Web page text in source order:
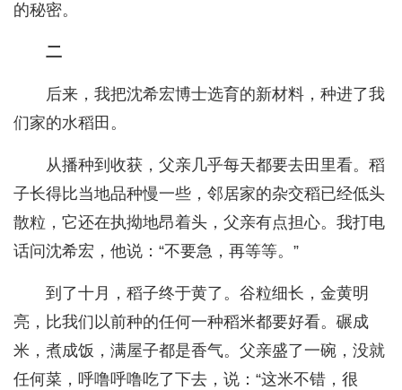
的秘密。
二
后来，我把沈希宏博士选育的新材料，种进了我
们家的水稻田。
从播种到收获，父亲几乎每天都要去田里看。稻
子长得比当地品种慢一些，邻居家的杂交稻已经低头
散粒，它还在执拗地昂着头，父亲有点担心。我打电
话问沈希宏，他说：“不要急，再等等。”
到了十月，稻子终于黄了。谷粒细长，金黄明
亮，比我们以前种的任何一种稻米都要好看。碾成
米，煮成饭，满屋子都是香气。父亲盛了一碗，没就
任何菜，呼噜呼噜吃了下去，说：“这米不错，很